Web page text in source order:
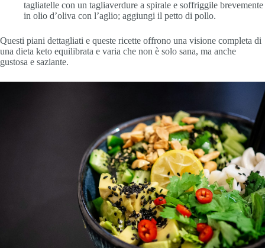
tagliatelle con un tagliaverdure a spirale e soffriggile brevemente
in olio d’oliva con l’aglio; aggiungi il petto di pollo.
Questi piani dettagliati e queste ricette offrono una visione completa di
una dieta keto equilibrata e varia che non è solo sana, ma anche
gustosa e saziante.